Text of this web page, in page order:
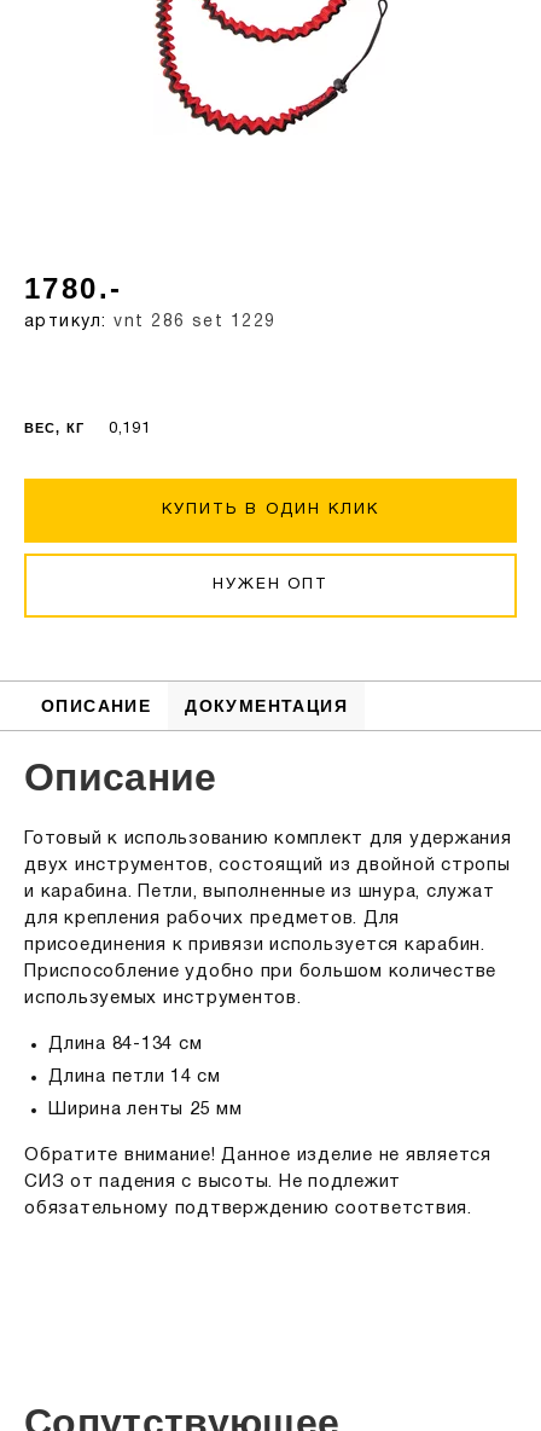
ВЕС, КГ 0,191
КУПИТЬ В ОДИН КЛИК
НУЖЕН ОПТ
1780.-
артикул:vnt 286 set 1229
ОПИСАНИЕ ДОКУМЕНТАЦИЯ
Описание
Готовый к использованию комплект для удержания
двух инструментов, состоящий из двойной стропы
и карабина. Петли, выполненные из шнура, служат
для крепления рабочих предметов. Для
присоединения к привязи используется карабин.
Приспособление удобно при большом количестве
используемых инструментов.
Длина 84-134 см
Длина петли 14 см
Ширина ленты 25 мм
Обратите внимание! Данное изделие не является
СИЗ от падения с высоты. Не подлежит
обязательному подтверждению соответствия.
Сопутствующее